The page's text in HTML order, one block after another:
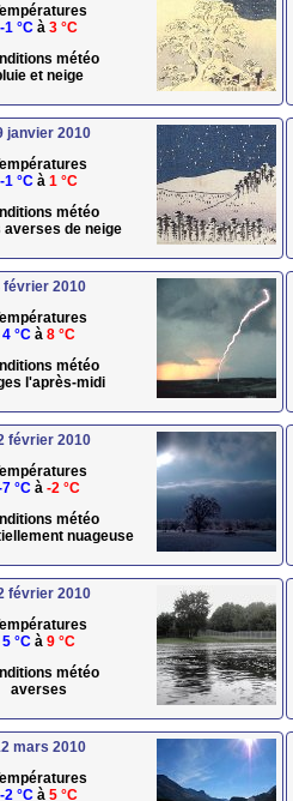
-1 °C à 3 °C
météo
et neige
janvier 2010
-1 °C à 1 °C
météo
averses de neige
février 2010
4 °C à 8 °C
météo
l'après-midi
février 2010
°C à -2 °C
météo
nuageuse
février 2010
5 °C à 9 °C
météo
averses
mars 2010
-2 °C à 5 °C